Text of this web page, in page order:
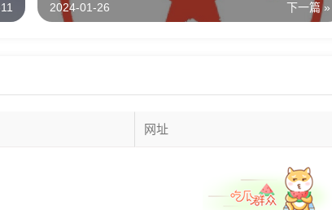
下一篇 »
2024-01-26